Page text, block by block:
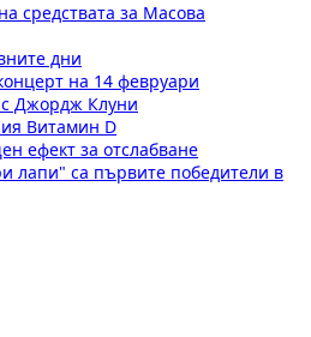
средствата за Масова
дни
на 14 февруари
с Джордж Клуни
Витамин D
ефект за отслабване
лапи" са първите победители в